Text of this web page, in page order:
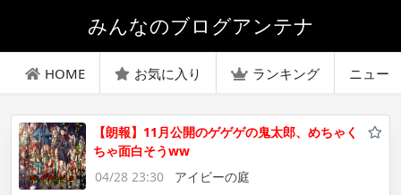
みんなのブログアンテナ
HOME お気に入り ランキング ニュー
【朗報】11月公開のゲゲゲの鬼太郎、めちゃく
ちゃ面白そうww
04/28 23:30
アイビーの庭